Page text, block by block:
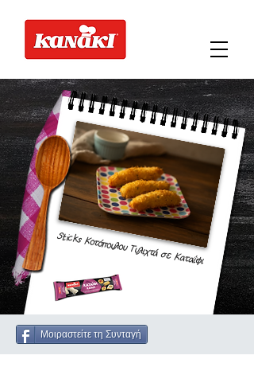
Sticks Κοτόπουλου Τυλιχτά σε Καταΐφι
Μοιραστείτε τη Συνταγή